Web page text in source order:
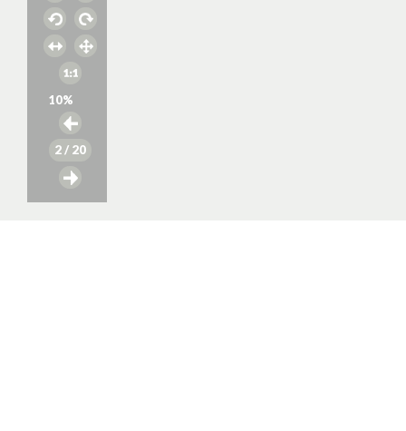
10%
2/ 20